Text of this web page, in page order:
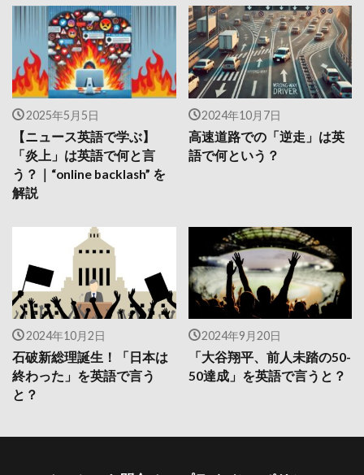
2025年5月5日
【ニュース英語で学ぶ】
「炎上」は英語で何と言
う？｜“online backlash” を
解説
2024年10月7日
高速道路での「逆走」は英
語で何という？
2024年10月2日
石破新総理誕生！「日本は
終わった」を英語で言う
と？
2024年9月20日
「大谷翔平、前人未踏の50-
50達成」を英語で言うと？